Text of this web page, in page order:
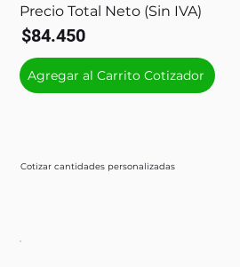
Cotizar cantidades personalizadas
Precio Total Neto (Sin IVA)
$84.450
Agregar al Carrito Cotizador